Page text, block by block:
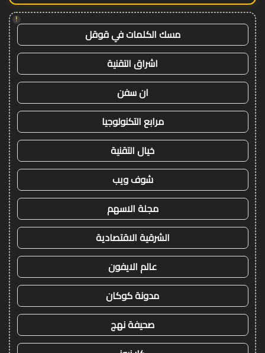
!
مسك الكلمات في قوقل
اشراق التقنية
ان سفن
مرابع التكنولوجيا
خيال التقنية
شوف ويب
مجلة الاسهم
الشرقية الاقتصادية
عالم الايفون
مدونة كوكان
صحيفة نهج